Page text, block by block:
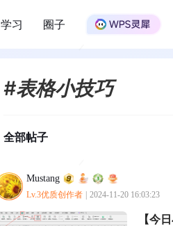
学习 圈子
#表格小技巧
全部帖子
Mustang
Lv.3优质创作者 2024-11-20 16:03:23
【今